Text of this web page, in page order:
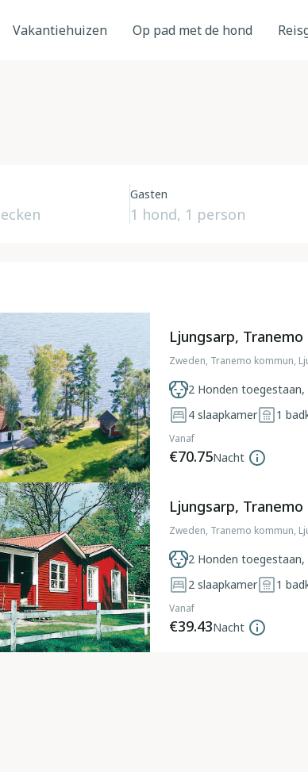
Vakantiehuizen Op pad met de hond
Gasten
Ljungsarp, Tranemo
Zweden, Tranemo kommun,
2 Honden
4 slaapkamer 1
Vanaf
€70.75Nacht
Ljungsarp, Tranemo
Zweden, Tranemo kommun,
2 Honden
2 slaapkamer 1
Vanaf
€39.43Nacht